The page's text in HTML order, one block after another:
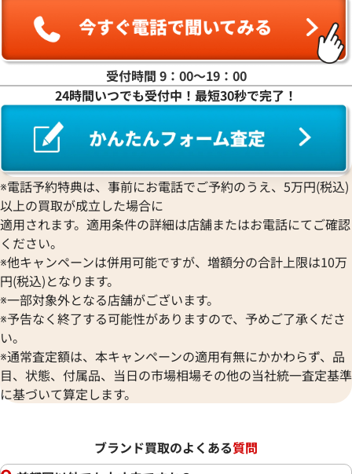
35,000円
2026年2月17日時点
16,000
2026年1月17日時
受付時間 9：00〜19：00
24時間いつでも受付中！最短30秒で完了！
※電話予約特典は、事前にお電話でご予約のうえ、5万円(税込)
以上の買取が成立した場合に
適用されます。適用条件の詳細は店舗またはお電話にてご確認
ください。
※他キャンペーンは併用可能ですが、増額分の合計上限は10万
円(税込)となります。
※一部対象外となる店舗がございます。
※予告なく終了する可能性がありますので、予めご了承くださ
い。
※通常査定額は、本キャンペーンの適用有無にかかわらず、品
目、状態、付属品、当日の市場相場その他の当社統一査定基準
に基づいて算定します。
ブランド買取のよくある質問